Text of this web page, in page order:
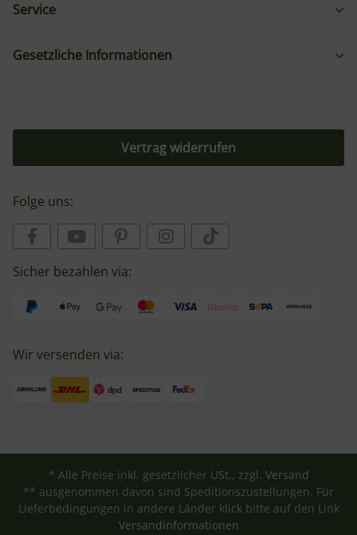
Service
Gesetzliche Informationen
Vertrag widerrufen
Folge uns:
Sicher bezahlen via:
Wir versenden via:
* Alle Preise inkl. gesetzlicher USt., zzgl. Versand
** ausgenommen davon sind Speditionszustellungen. Für
Lieferbedingungen in andere Länder klick bitte auf den Link
Versandinformationen